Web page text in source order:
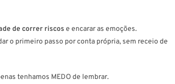
de correr riscos e encarar as emoções.
o primeiro passo por conta própria, sem receio de
tenhamos MEDO de lembrar.